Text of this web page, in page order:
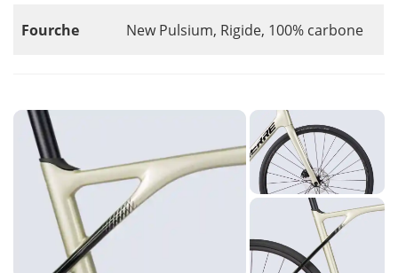
Fourche New Pulsium, Rigide, 100% carbone